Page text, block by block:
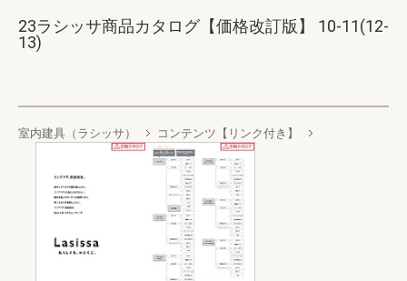
23ラシッサ商品カタログ【価格改訂版】 10-11(12-
13)
室内建具（ラシッサ） コンテンツ【リンク付き】